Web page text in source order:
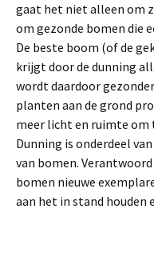
gaat het niet alleen om
om gezonde bomen die
De beste boom (of de
krijgt door de dunning
wordt daardoor
planten aan de grond
meer licht en ruimte om
Dunning is onderdeel
van bomen.
bomen nieuwe
aan het in stand houden